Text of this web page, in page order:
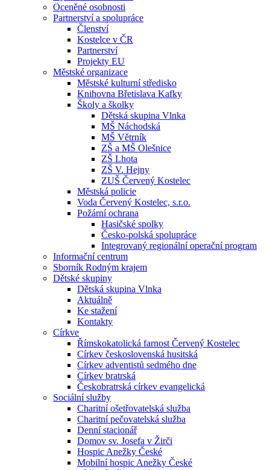
Oceněné osobnosti
Partnerství a spolupráce
Členství
Kostelce v ČR
Partnerství
Projekty EU
Městské organizace
Městské kulturní středisko
Knihovna Břetislava Kafky
Školy a školky
Dětská skupina Vlnka
MŠ Náchodská
MŠ Větrník
ZŠ a MŠ Olešnice
ZŠ Lhota
ZŠ V. Hejny
ZUŠ Červený Kostelec
Městská policie
Voda Červený Kostelec, s.r.o.
Požární ochrana
Hasičské spolky
Česko-polská spolupráce
Integrovaný regionální operační program
Informační centrum
Sborník Rodným krajem
Dětské skupiny
Dětská skupina Vlnka
Aktuálně
Ke stažení
Kontakty
Církve
Římskokatolická farnost Červený Kostelec
Církev československá husitská
Církev adventistů sedmého dne
Církev bratrská
Českobratrská církev evangelická
Sociální služby
Charitní ošetřovatelská služba
Charitní pečovatelská služba
Denní stacionář
Domov sv. Josefa v Žirči
Hospic Anežky České
Mobilní hospic Anežky České